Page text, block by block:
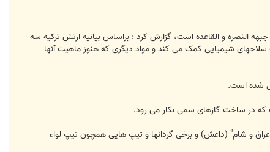
النصره و القاعده است، گزارش کرد : براساس بیانیه ارتش ترکیه سه
شیمیایی کمک می کند و مواد دیگری که هنوز ماهیت آنها
شده است.
که در ساخت گازهای سمی بکار می رود.
عراق و شام" (داعش) و برخی گردانها و تیپ هایی همچون تیپ لواء